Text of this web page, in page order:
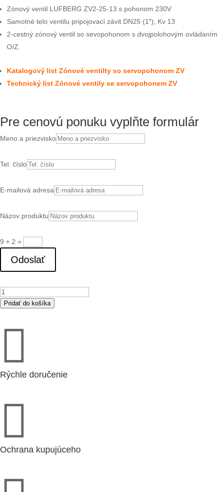
Zónový ventil LUFBERG ZV2-25-13 s pohonom 230V
Samotné telo ventilu pripojovací závit DN25 (1″), Kv 13
2-cestný zónový ventil so sevopohonom s dvojpolohovým ovládaním
O/Z.
Katalogový list Zónové ventilty so servopohonom ZV
Technický list Zónové ventily se servopohonem ZV
Pre cenovú ponuku vyplňte formulár
Meno a priezvisko
Tel. číslo
E-mailová adresa
Názov produktu
9 + 2 =
Odoslať
množstvo
ZV2-
Pridať do košíka

Rýchle doručenie

Ochrana kupujúceho